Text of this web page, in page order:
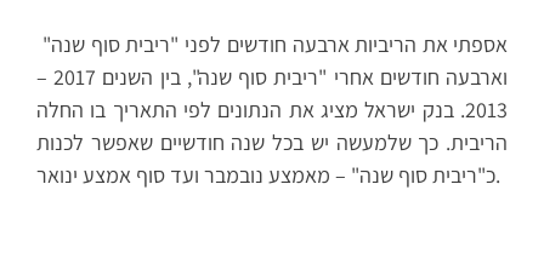
אספתי את הריביות ארבעה חודשים לפני "ריבית סוף שנה"
וארבעה חודשים אחרי "ריבית סוף שנה", בין השנים 2017 –
2013. בנק ישראל מציג את הנתונים לפי התאריך בו החלה
הריבית. כך שלמעשה יש בכל שנה חודשיים שאפשר לכנות
כ"ריבית סוף שנה" – מאמצע נובמבר ועד סוף אמצע ינואר.